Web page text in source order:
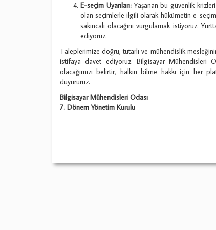
E-seçim Uyarıları:Yaşanan bu güvenlik
olan seçimlerle ilgili olarak hükümetin e-
sakıncalı olacağını vurgulamak istiyoruz.
ediyoruz.
Taleplerimize doğru, tutarlı ve mühendislik
istifaya davet ediyoruz. Bilgisayar Mühendisleri
olacağımızı belirtir, halkın bilme hakkı için her
duyururuz.
Bilgisayar Mühendisleri Odası
7. Dönem Yönetim Kurulu